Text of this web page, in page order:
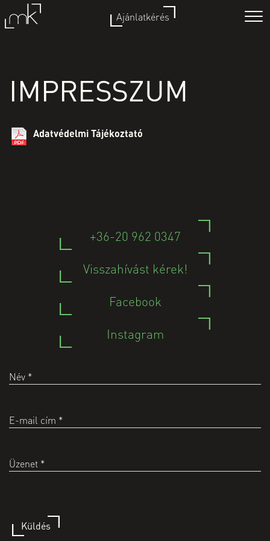
JEGYES
PORTRÉ
KISMAMA
Ajánlatkérés
IMPRESSZUM
Adatvédelmi Tájékoztató
+36-20 962 0347
Visszahívást kérek!
Facebook
Instagram
Név *
E-mail cím *
Üzenet *
Küldés